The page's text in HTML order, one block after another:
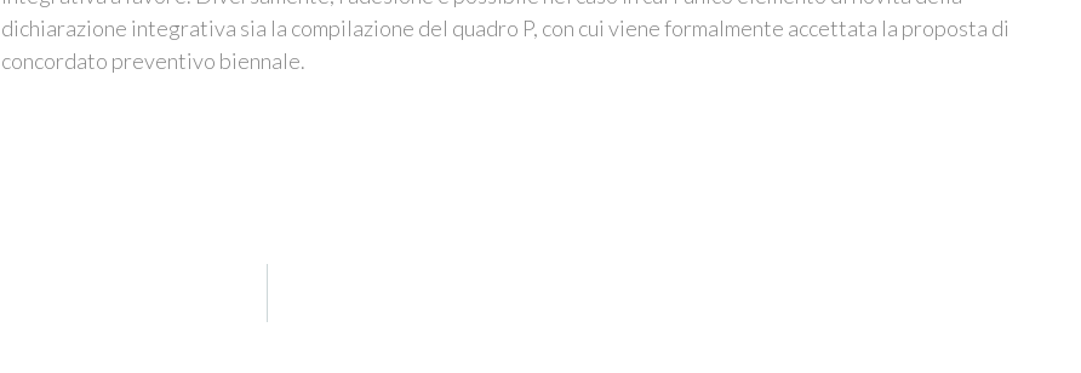
dichiarazione integrativa sia la compilazione del quadro P, con cui viene formalmente accettata la proposta di
concordato preventivo biennale.